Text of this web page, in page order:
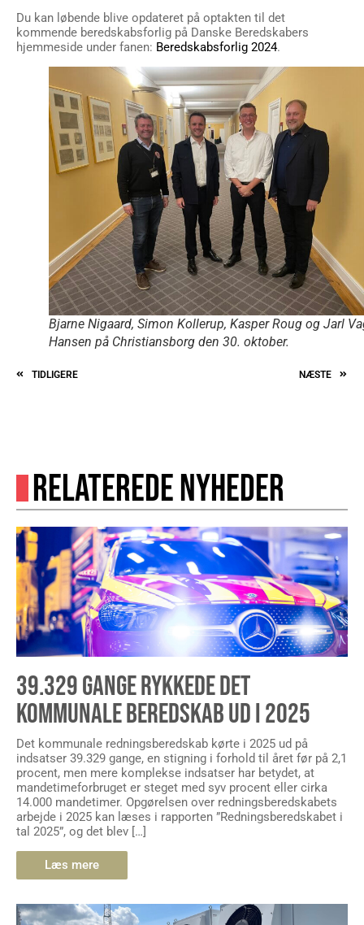
Du kan løbende blive opdateret på optakten til det
kommende beredskabsforlig på Danske Beredskabers
hjemmeside under fanen: Beredskabsforlig 2024.
Bjarne Nigaard, Simon Kollerup, Kasper Roug og Jarl
Hansen på Christiansborg den 30. oktober.
TIDLIGERE NÆSTE
RELATEREDE NYHEDER
39.329 GANGE RYKKEDE DET
KOMMUNALE BEREDSKAB UD I 2025
Det kommunale redningsberedskab kørte i 2025 ud på
indsatser 39.329 gange, en stigning i forhold til året før på 2,1
procent, men mere komplekse indsatser har betydet, at
mandetimeforbruget er steget med syv procent eller cirka
14.000 mandetimer. Opgørelsen over redningsberedskabets
arbejde i 2025 kan læses i rapporten ”Redningsberedskabet i
tal 2025”, og det blev […]
Læs mere